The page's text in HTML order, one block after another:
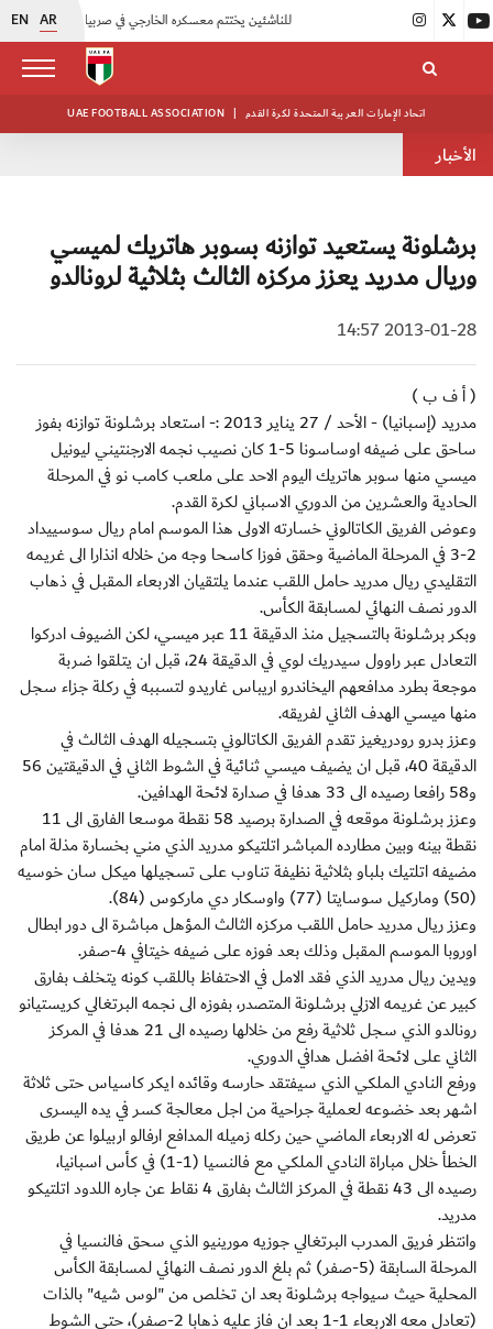
EN AR |
UAE FOOTBALL ASSOCIATION | اتحاد الإمارات العربية المتحدة لكرة القدم
الأخبار
برشلونة يستعيد توازنه بسوبر هاتريك لميسي
وريال مدريد يعزز مركزه الثالث بثلاثية لرونالدو
2013-01-28 14:57
( أ ف ب )
مدريد (إسبانيا) - الأحد / 27 يناير 2013 :- استعاد برشلونة توازنه بفوز
ساحق على ضيفه اوساسونا 5-1 كان نصيب نجمه الارجنتيني ليونيل
ميسي منها سوبر هاتريك اليوم الاحد على ملعب كامب نو في المرحلة
الحادية والعشرين من الدوري الاسباني لكرة القدم.
وعوض الفريق الكاتالوني خسارته الاولى هذا الموسم امام ريال سوسييداد
2-3 في المرحلة الماضية وحقق فوزا كاسحا وجه من خلاله انذارا الى غريمه
التقليدي ريال مدريد حامل اللقب عندما يلتقيان الاربعاء المقبل في ذهاب
الدور نصف النهائي لمسابقة الكأس.
وبكر برشلونة بالتسجيل منذ الدقيقة 11 عبر ميسي، لكن الضيوف ادركوا
التعادل عبر راوول سيدريك لوي في الدقيقة 24، قبل ان يتلقوا ضربة
موجعة بطرد مدافعهم اليخاندرو اريباس غاريدو لتسببه في ركلة جزاء سجل
منها ميسي الهدف الثاني لفريقه.
وعزز بدرو رودريغيز تقدم الفريق الكاتالوني بتسجيله الهدف الثالث في
الدقيقة 40، قبل ان يضيف ميسي ثنائية في الشوط الثاني في الدقيقتين 56
و58 رافعا رصيده الى 33 هدفا في صدارة لائحة الهدافين.
وعزز برشلونة موقعه في الصدارة برصيد 58 نقطة موسعا الفارق الى 11
نقطة بينه وبين مطارده المباشر اتلتيكو مدريد الذي مني بخسارة مذلة امام
مضيفه اتلتيك بلباو بثلاثية نظيفة تناوب على تسجيلها ميكل سان خوسيه
(50) وماركيل سوسايتا (77) واوسكار دي ماركوس (84).
وعزز ريال مدريد حامل اللقب مركزه الثالث المؤهل مباشرة الى دور ابطال
اوروبا الموسم المقبل وذلك بعد فوزه على ضيفه خيتافي 4-صفر.
ويدين ريال مدريد الذي فقد الامل في الاحتفاظ باللقب كونه يتخلف بفارق
كبير عن غريمه الازلي برشلونة المتصدر، بفوزه الى نجمه البرتغالي كريستيانو
رونالدو الذي سجل ثلاثية رفع من خلالها رصيده الى 21 هدفا في المركز
الثاني على لائحة افضل هدافي الدوري.
ورفع النادي الملكي الذي سيفتقد حارسه وقائده ايكر كاسياس حتى ثلاثة
اشهر بعد خضوعه لعملية جراحية من اجل معالجة كسر في يده اليسرى
تعرض له الاربعاء الماضي حين ركله زميله المدافع ارفالو اربيلوا عن طريق
الخطأ خلال مباراة النادي الملكي مع فالنسيا (1-1) في كأس اسبانيا،
رصيده الى 43 نقطة في المركز الثالث بفارق 4 نقاط عن جاره اللدود اتلتيكو
مدريد.
وانتظر فريق المدرب البرتغالي جوزيه مورينيو الذي سحق فالنسيا في
المرحلة السابقة (5-صفر) ثم بلغ الدور نصف النهائي لمسابقة الكأس
المحلية حيث سيواجه برشلونة بعد ان تخلص من "لوس شيه" بالذات
(تعادل معه الاربعاء 1-1 بعد ان فاز عليه ذهابا 2-صفر)، حتى الشوط